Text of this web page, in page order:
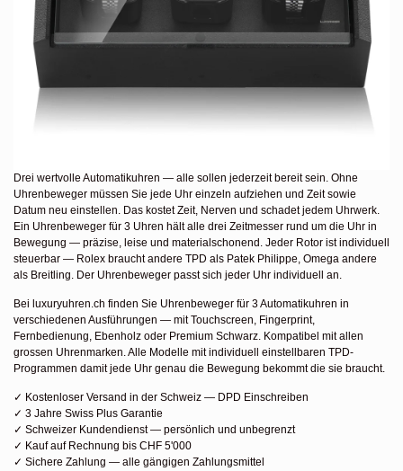
Drei wertvolle Automatikuhren — alle sollen jederzeit bereit sein. Ohne
Uhrenbeweger müssen Sie jede Uhr einzeln aufziehen und Zeit sowie
Datum neu einstellen. Das kostet Zeit, Nerven und schadet jedem Uhrwerk.
Ein Uhrenbeweger für 3 Uhren hält alle drei Zeitmesser rund um die Uhr in
Bewegung — präzise, leise und materialschonend. Jeder Rotor ist individuell
steuerbar — Rolex braucht andere TPD als Patek Philippe, Omega andere
als Breitling. Der Uhrenbeweger passt sich jeder Uhr individuell an.
Bei luxuryuhren.ch finden Sie Uhrenbeweger für 3 Automatikuhren in
verschiedenen Ausführungen — mit Touchscreen, Fingerprint,
Fernbedienung, Ebenholz oder Premium Schwarz. Kompatibel mit allen
grossen Uhrenmarken. Alle Modelle mit individuell einstellbaren TPD-
Programmen damit jede Uhr genau die Bewegung bekommt die sie braucht.
✓ Kostenloser Versand in der Schweiz — DPD Einschreiben
✓ 3 Jahre Swiss Plus Garantie
✓ Schweizer Kundendienst — persönlich und unbegrenzt
✓ Kauf auf Rechnung bis CHF 5'000
✓ Sichere Zahlung — alle gängigen Zahlungsmittel